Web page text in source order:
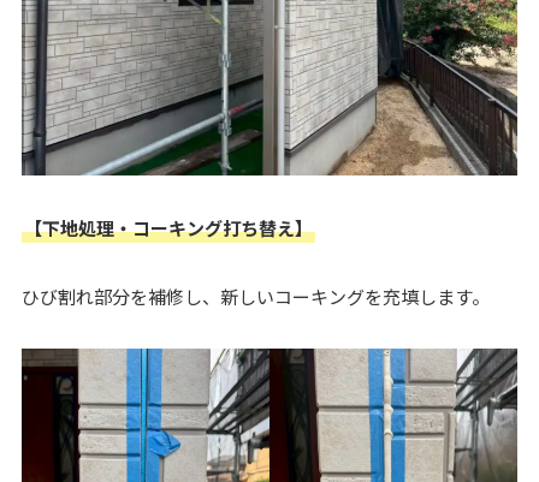
【下地処理・コーキング打ち替え】
ひび割れ部分を補修し、新しいコーキングを充填します。